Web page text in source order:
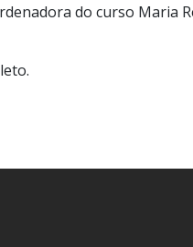
do curso Maria